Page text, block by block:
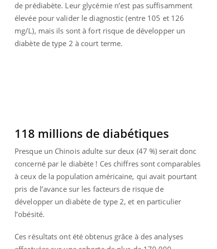
de prédiabète. Leur glycémie n’est pas suffisamment
élevée pour valider le diagnostic (entre 105 et 126
mg/L), mais ils sont à fort risque de développer un
diabète de type 2 à court terme.
118 millions de diabétiques
Presque un Chinois adulte sur deux (47 %) serait donc
concerné par le diabète ! Ces chiffres sont comparables
à ceux de la population américaine, qui avait pourtant
pris de l’avance sur les facteurs de risque de
développer un diabète de type 2, et en particulier
l’obésité.
Ces résultats ont été obtenus grâce à des analyses